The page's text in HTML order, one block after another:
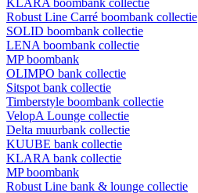
KLARA boombank collectie
Robust Line Carré boombank collectie
SOLID boombank collectie
LENA boombank collectie
MP boombank
OLIMPO bank collectie
Sitspot bank collectie
Timberstyle boombank collectie
VelopA Lounge collectie
Delta muurbank collectie
KUUBE bank collectie
KLARA bank collectie
MP boombank
Robust Line bank & lounge collectie